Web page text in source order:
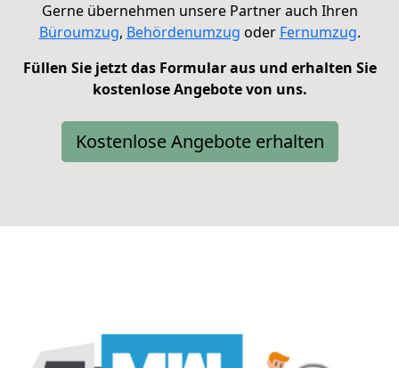
Gerne übernehmen unsere Partner auch Ihren
Büroumzug, Behördenumzug oder Fernumzug.
Füllen Sie jetzt das Formular aus und erhalten Sie
kostenlose Angebote von uns.
Kostenlose Angebote erhalten